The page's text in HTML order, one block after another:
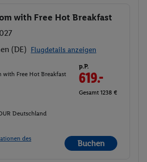
with Free Hot Breakfast
(DE) Flugdetails anzeigen
with Free Hot Breakfast
p.P.
619.-
Gesamt 1238 €
Deutschland
des
Buchen